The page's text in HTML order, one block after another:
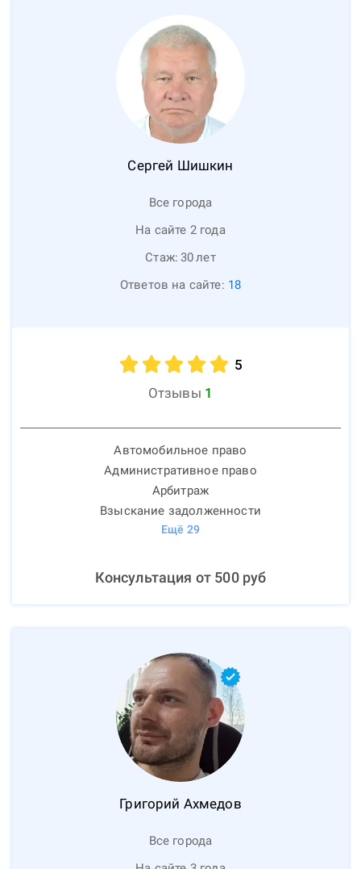
Сергей Шишкин
Все города
На сайте 2 года
Стаж: 30лет
Ответов на сайте: 18
5
Отзывы 1
Автомобильное право
Административное право
Арбитраж
Взыскание задолженности
Ещё 29
Консультация от 500руб
Григорий Ахмедов
Все города